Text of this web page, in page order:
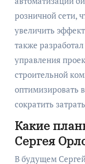
розничной сети,
увеличить
также
управления
строительной
оптимизировать
сократить
Какие
Сергея
В будущем